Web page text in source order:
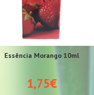
Essência Morango 10ml
1,75€